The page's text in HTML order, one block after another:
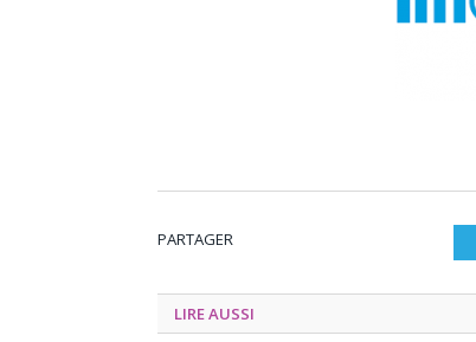
PARTAGER
LIRE AUSSI